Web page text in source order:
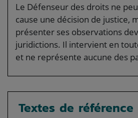
Le Défenseur des droits ne
cause une décision de justice,
présenter ses observations
juridictions. Il intervient en
et ne représente aucune des
Textes de référence